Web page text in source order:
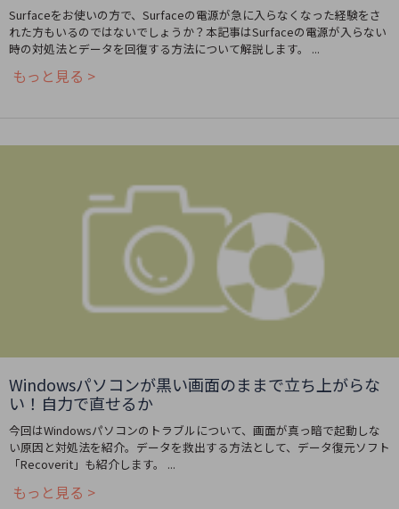
Surfaceをお使いの方で、Surfaceの電源が急に入らなくなった経験をさ
れた方もいるのではないでしょうか？本記事はSurfaceの電源が入らない
時の対処法とデータを回復する方法について解説します。 ...
もっと見る >
Windowsパソコンが黒い画面のままで立ち上がらな
い！自力で直せるか
今回はWindowsパソコンのトラブルについて、画面が真っ暗で起動しな
い原因と対処法を紹介。データを救出する方法として、データ復元ソフト
「Recoverit」も紹介します。 ...
もっと見る >